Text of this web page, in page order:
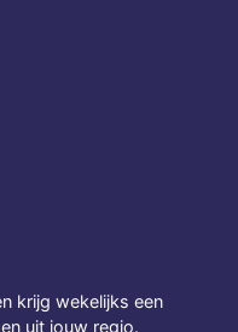
krijg wekelijks een
uit jouw regio.